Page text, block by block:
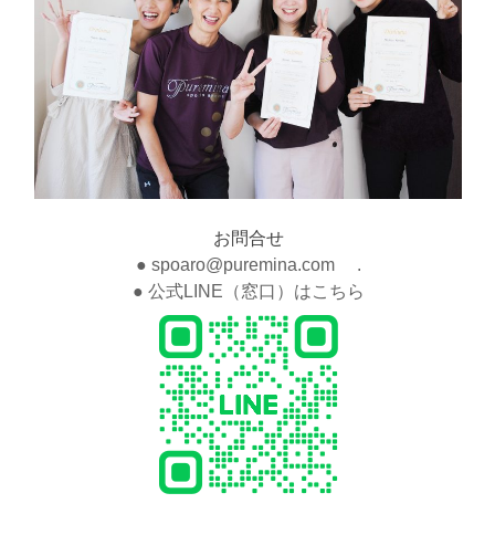
お問合せ
● spoaro@puremina.com .
● 公式LINE（窓口）はこちら